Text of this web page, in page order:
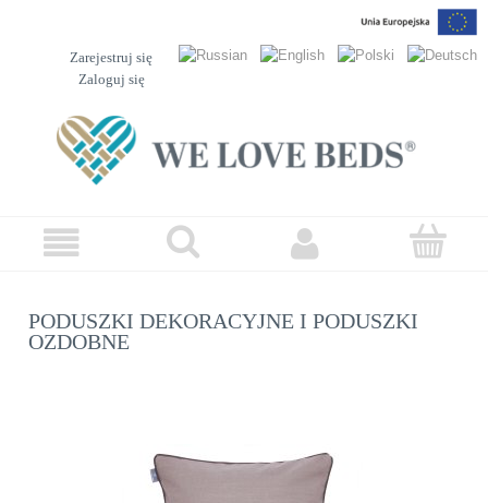
Zarejestruj się
Zaloguj się
PODUSZKI DEKORACYJNE I PODUSZKI
OZDOBNE